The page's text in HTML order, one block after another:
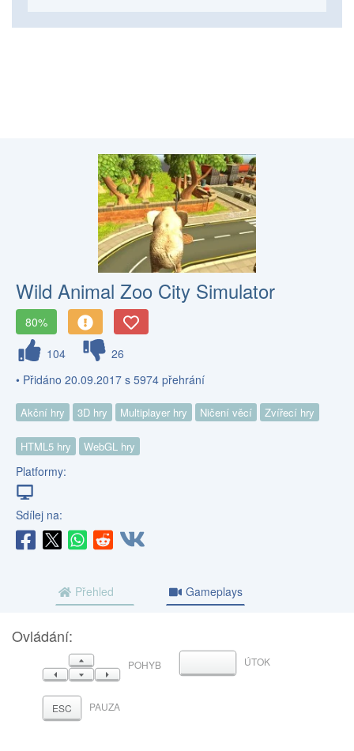
Wild Animal Zoo City Simulator
80%
104
26
• Přidáno 20.09.2017 s 5974 přehrání
Akční hry 3D hry Multiplayer hry Ničení věcí Zvířecí hry
HTML5 hry WebGL hry
Platformy:
Sdílej na:
Přehled Gameplays
Ovládání:
NAHORU
VLEVODOLŮVPRAVO
POHYB MEZERNÍKÚTOK
ESC PAUZA